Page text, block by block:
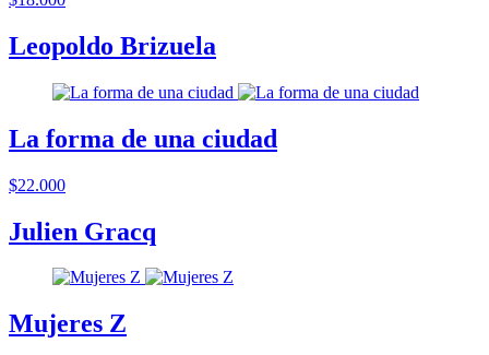
Leopoldo Brizuela
La forma de una ciudad
$22.000
Julien Gracq
Mujeres Z